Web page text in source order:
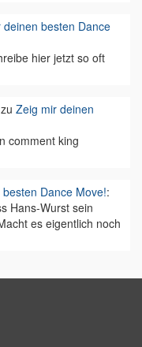
deinen besten Dance
hier jetzt so oft
zu Zeig mir deinen
comment king
Dance Move!:
Hans-Wurst sein
es eigentlich noch